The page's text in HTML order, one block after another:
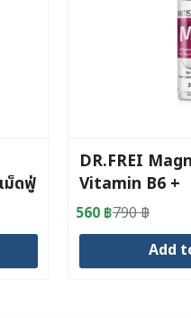
ม็ดฟู่
DR.FREI
Vitamin B6 +
Potassium
790฿
Original
price
was:
560 ฿
Current
price
is:
Add